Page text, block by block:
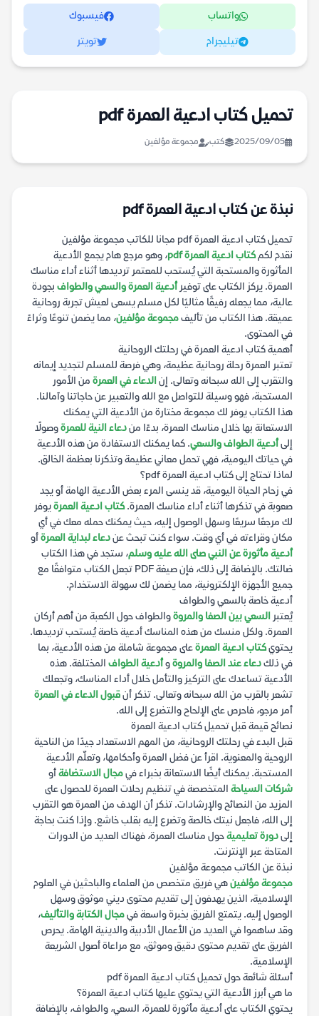
واتساب فيسبوك
تيليجرام تويتر
تحميل كتاب ادعية العمرة pdf
2025/09/05 كتب مجموعة مؤلفين
نبذة عن كتاب ادعية العمرة pdf
تحميل كتاب ادعية العمرة pdf مجانا للكاتب مجموعة مؤلفين
نقدم لكمكتاب ادعية العمرة pdf
، وهو مرجع هام يجمع الأدعية
المأثورة والمستحبة التي يُستحب للمعتمر ترديدها أثناء أداء مناسك
العمرة. يركز الكتاب على توفيرأدعية العمرة والسعي والطواف بجودة
عالية، مما يجعله رفيقًا مثاليًا لكل مسلم يسعى لعيش تجربة روحانية
عميقة. هذا الكتاب من تأليفمجموعة مؤلفين، مما يضمن تنوعًا وثراءً
في المحتوى.
أهمية كتاب ادعية العمرة في رحلتك الروحانية
تعتبر العمرة رحلة روحانية عظيمة، وهي فرصة للمسلم لتجديد إيمانه
والتقرب إلى الله سبحانه وتعالى. إنالدعاء في العمرة من الأمور
المستحبة، فهو وسيلة للتواصل مع الله والتعبير عن حاجاتنا وآمالنا.
هذا الكتاب يوفر لك مجموعة مختارة من الأدعية التي يمكنك
الاستعانة بها خلال مناسك العمرة، بدءًا مندعاء النية للعمرةوصولًا
إلىأدعية الطواف والسعي. كما يمكنك الاستفادة من هذه الأدعية
في حياتك اليومية، فهي تحمل معاني عظيمة وتذكرنا بعظمة الخالق.
لماذا تحتاج إلى كتاب ادعية العمرة pdf؟
في زحام الحياة اليومية، قد ينسى المرء بعض الأدعية الهامة أو يجد
صعوبة في تذكرها أثناء أداء مناسك العمرة.كتاب ادعية العمرةيوفر
لك مرجعًا سريعًا وسهل الوصول إليه، حيث يمكنك حمله معك في أي
مكان وقراءته في أي وقت. سواء كنت تبحث عندعاء لبداية العمرةأو
أدعية مأثورة عن النبي صلى الله عليه وسلم، ستجد في هذا الكتاب
ضالتك. بالإضافة إلى ذلك، فإن صيغة PDF تجعل الكتاب متوافقًا مع
جميع الأجهزة الإلكترونية، مما يضمن لك سهولة الاستخدام.
أدعية خاصة بالسعي والطواف
يُعتبر السعي بين الصفا والمروةوالطواف حول الكعبة من أهم أركان
العمرة. ولكل منسك من هذه المناسك أدعية خاصة يُستحب ترديدها.
يحتويكتاب ادعية العمرةعلى مجموعة شاملة من هذه الأدعية، بما
في ذلكدعاء عند الصفا والمروةوأدعية الطواف المختلفة. هذه
الأدعية تساعدك على التركيز والتأمل خلال أداء المناسك، وتجعلك
تشعر بالقرب من الله سبحانه وتعالى. تذكر أنقبول الدعاء في العمرة
أمر مرجو، فاحرص على الإلحاح والتضرع إلى الله.
نصائح قيمة قبل تحميل كتاب ادعية العمرة
قبل البدء في رحلتك الروحانية، من المهم الاستعداد جيدًا من الناحية
الروحية والمعنوية. اقرأ عن فضل العمرة وأحكامها، وتعلّم الأدعية
المستحبة. يمكنك أيضًا الاستعانة بخبراء فيمجال الاستضافةأو
شركات السياحة المتخصصة في تنظيم رحلات العمرة للحصول على
المزيد من النصائح والإرشادات. تذكر أن الهدف من العمرة هو التقرب
إلى الله، فاجعل نيتك خالصة وتضرع إليه بقلب خاشع. وإذا كنت بحاجة
إلىدورة تعليميةحول مناسك العمرة، فهناك العديد من الدورات
المتاحة عبر الإنترنت.
نبذة عن الكاتب مجموعة مؤلفين
مجموعة مؤلفينهي فريق متخصص من العلماء والباحثين في العلوم
الإسلامية، الذين يهدفون إلى تقديم محتوى ديني موثوق وسهل
الوصول إليه. يتمتع الفريق بخبرة واسعة فيمجال الكتابة والتأليف،
وقد ساهموا في العديد من الأعمال الأدبية والدينية الهامة. يحرص
الفريق على تقديم محتوى دقيق وموثق، مع مراعاة أصول الشريعة
الإسلامية.
أسئلة شائعة حول تحميل كتاب ادعية العمرة pdf
ما هي أبرز الأدعية التي يحتوي عليها كتاب ادعية العمرة؟
يحتوي الكتاب على أدعية مأثورة للعمرة، السعي، والطواف، بالإضافة